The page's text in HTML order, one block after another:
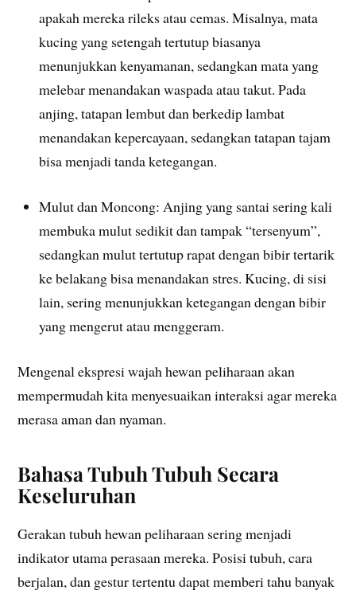
apakah mereka rileks atau cemas. Misalnya, mata
kucing yang setengah tertutup biasanya
menunjukkan kenyamanan, sedangkan mata yang
melebar menandakan waspada atau takut. Pada
anjing, tatapan lembut dan berkedip lambat
menandakan kepercayaan, sedangkan tatapan tajam
bisa menjadi tanda ketegangan.
Mulut dan Moncong: Anjing yang santai sering kali
membuka mulut sedikit dan tampak “tersenyum”,
sedangkan mulut tertutup rapat dengan bibir tertarik
ke belakang bisa menandakan stres. Kucing, di sisi
lain, sering menunjukkan ketegangan dengan bibir
yang mengerut atau menggeram.
Mengenal ekspresi wajah hewan peliharaan akan
mempermudah kita menyesuaikan interaksi agar mereka
merasa aman dan nyaman.
Bahasa Tubuh Tubuh Secara
Keseluruhan
Gerakan tubuh hewan peliharaan sering menjadi
indikator utama perasaan mereka. Posisi tubuh, cara
berjalan, dan gestur tertentu dapat memberi tahu banyak